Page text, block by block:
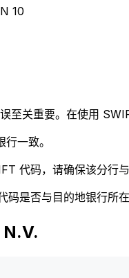
10
至关重要。在使用
一致。
代码，请确保该分行与
是否与目的地银行所在
N.V.